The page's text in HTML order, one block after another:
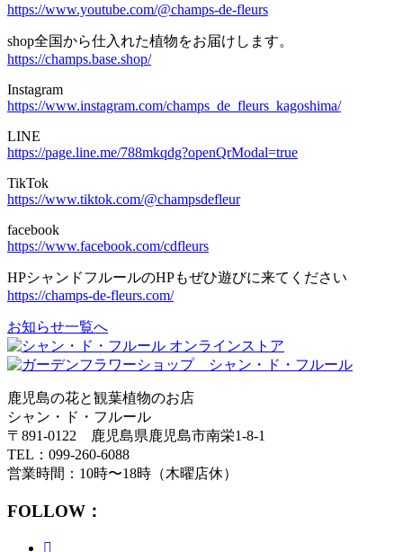
https://www.youtube.com/@champs-de-fleurs
shop全国から仕入れた植物をお届けします。
https://champs.base.shop/
Instagram
https://www.instagram.com/champs_de_fleurs_kagoshima/
LINE
https://page.line.me/788mkqdg?openQrModal=true
TikTok
https://www.tiktok.com/@champsdefleur
facebook
https://www.facebook.com/cdfleurs
HPシャンドフルールのHPもぜひ遊びに来てください
https://champs-de-fleurs.com/
お知らせ一覧へ
鹿児島の花と観葉植物のお店
シャン・ド・フルール
〒891-0122 鹿児島県鹿児島市南栄1-8-1
TEL：099-260-6088
営業時間：10時〜18時（木曜店休）
FOLLOW：